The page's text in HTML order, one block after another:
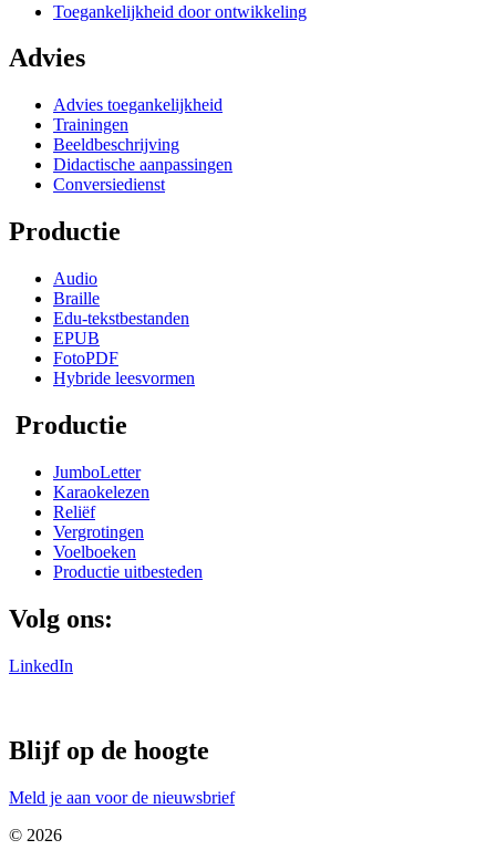
Toegankelijkheid door ontwikkeling
Advies
Advies toegankelijkheid
Trainingen
Beeldbeschrijving
Didactische aanpassingen
Conversiedienst
Productie
Audio
Braille
Edu-tekstbestanden
EPUB
FotoPDF
Hybride leesvormen
Productie
JumboLetter
Karaokelezen
Reliëf
Vergrotingen
Voelboeken
Productie uitbesteden
Volg ons:
LinkedIn
Blijf op de hoogte
Meld je aan voor de nieuwsbrief
© 2026